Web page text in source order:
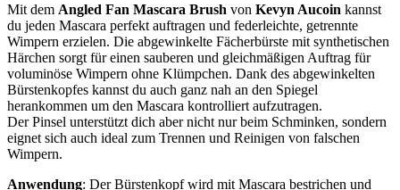
Mit dem Angled Fan Mascara Brush von Kevyn Aucoin kannst
du jeden Mascara perfekt auftragen und federleichte, getrennte
Wimpern erzielen. Die abgewinkelte Fächerbürste mit synthetischen
Härchen sorgt für einen sauberen und gleichmäßigen Auftrag für
voluminöse Wimpern ohne Klümpchen. Dank des abgewinkelten
Bürstenkopfes kannst du auch ganz nah an den Spiegel
herankommen um den Mascara kontrolliert aufzutragen.
Der Pinsel unterstützt dich aber nicht nur beim Schminken, sondern
eignet sich auch ideal zum Trennen und Reinigen von falschen
Wimpern.
Anwendung: Der Bürstenkopf wird mit Mascara bestrichen und